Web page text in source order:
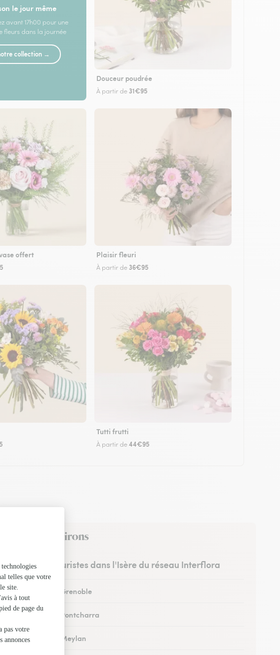
le jour même
avant 17h00 pour une
fleurs dans la journée
collection →
Douceur poudrée
À partir de 31€95
offert Plaisir fleuri
À partir de 36€95
Tutti frutti
À partir de44€95
ses environs
Les fleuristes dans l'Isère du réseau Interflora
Fleuristes à Grenoble
Fleuristes à Pontcharra
Fleuristes à Meylan